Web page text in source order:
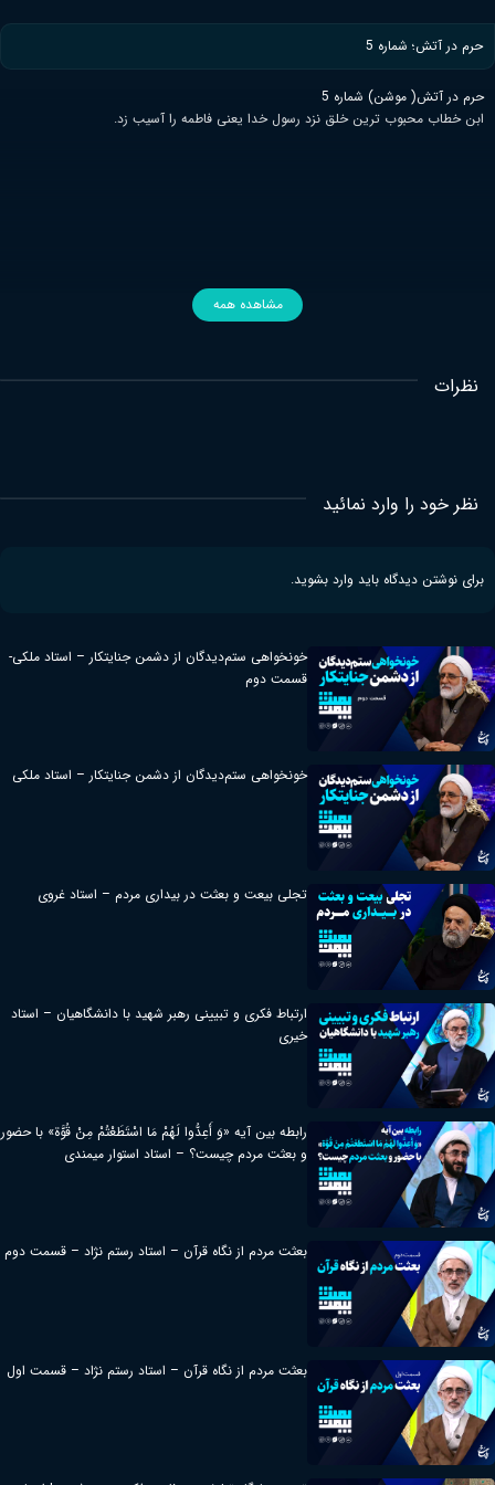
حرم در آتش؛ شماره 5
حرم در آتش( موشن) شماره 5
ابن خطاب محبوب ترین خلق نزد رسول خدا یعنی فاطمه را آسیب زد.
مشاهده همه
نظرات
نظر خود را وارد نمائید
برای نوشتن دیدگاه باید وارد بشوید.
خونخواهی ستم‌دیدگان از دشمن جنایتکار – استاد ملکی-
قسمت دوم
خونخواهی ستم‌دیدگان از دشمن جنایتکار – استاد ملکی
تجلی بیعت و بعثت در بیداری مردم – استاد غروی
ارتباط فکری و تبیینی رهبر شهید با دانشگاهیان – استاد
خیری
رابطه بین آیه «وَ أَعِدُّوا لَهُمْ مَا اسْتَطَعْتُمْ مِنْ قُوَّة» با حضور
و بعثت مردم چیست؟ – استاد استوار میمندی
بعثت مردم از نگاه قرآن – استاد رستم نژاد – قسمت دوم
بعثت مردم از نگاه قرآن – استاد رستم نژاد – قسمت اول